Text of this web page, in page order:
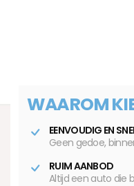
WAAROM
EENVOUDIG EN
Geen gedoe,
RUIM AANBOD
Altijd een auto die